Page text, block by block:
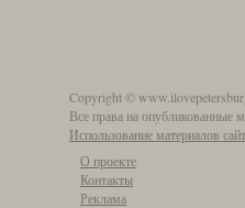
Copyright ©
Все права на опубликованные
Использование материалов
О проекте
Контакты
Реклама